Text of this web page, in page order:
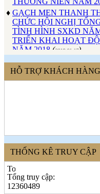
GẠCH MEN THANH
CHỨC HỘI NGHỊ
TÌNH HÌNH SXKD NĂM
TRIỂN KHAI HOẠT
NĂM 2018 (2018-01-17)
♦ CÔNG ĐOÀN CÔNG
MEN THANH THANH
THÀNH CÔNG ĐẠI
KỲ XV (2017 - 2022) (
ĐẠI BIỂU NGƯỜI LAO
♦ Sử dụng vật liệu thân thiện
trường và an toàn cho
dụng (2017-09-06
HỖ TRỢ KHÁCH HÀNG
THỐNG KÊ TRUY CẬP
Tổng truy cập:
12360489